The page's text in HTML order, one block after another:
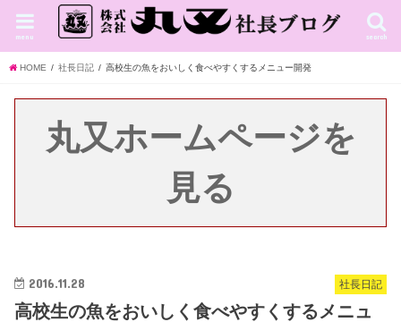
search
menu
HOME 社長日記 高校生の魚をおいしく食べやすくするメニュー開発
丸又ホームページを
見る
社長日記
2016.11.28
高校生の魚をおいしく食べやすくするメニュ